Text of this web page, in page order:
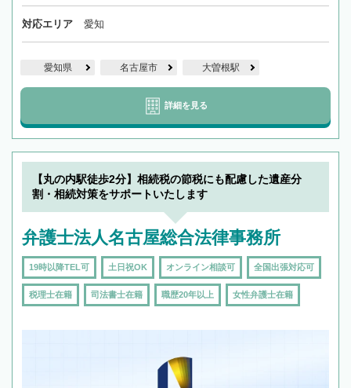
対応エリア 愛知
愛知県 名古屋市 大曽根駅
詳細を見る
【丸の内駅徒歩2分】相続税の節税にも配慮した遺産分
割・相続対策をサポートいたします
弁護士法人名古屋総合法律事務所
19時以降TEL可 土日祝OK オンライン相談可 全国出張対応可
税理士在籍 司法書士在籍 職歴20年以上 女性弁護士在籍